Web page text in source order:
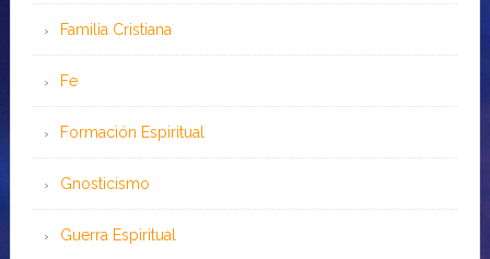
Familia Cristiana
Fe
Formación Espiritual
Gnosticismo
Guerra Espiritual